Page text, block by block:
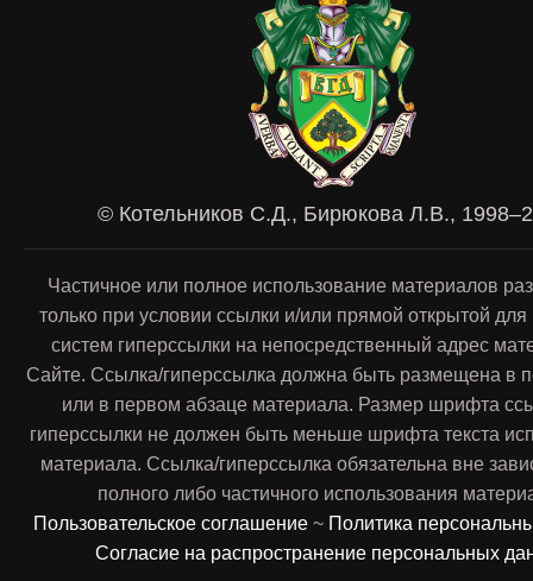
© Котельников С.Д., Бирюкова Л.В.,
Частичное или полное использование материалов
только при условии ссылки и/или прямой открытой
систем гиперссылки на непосредственный адрес
Сайте. Ссылка/гиперссылка должна быть размещена в
или в первом абзаце материала. Размер шрифта
гиперссылки не должен быть меньше шрифта текста
материала. Ссылка/гиперссылка обязательна вне
полного либо частичного использования
Пользовательское соглашение ~ Политика
Согласие на распространение персональных